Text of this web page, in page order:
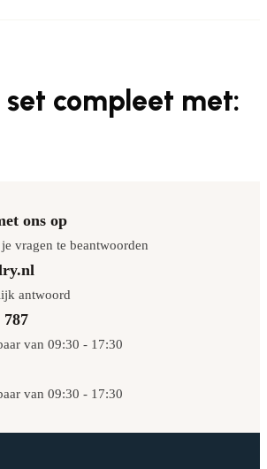
compleet met:
ons op
vragen te beantwoorden
antwoord
787
van 09:30 - 17:30
van 09:30 - 17:30